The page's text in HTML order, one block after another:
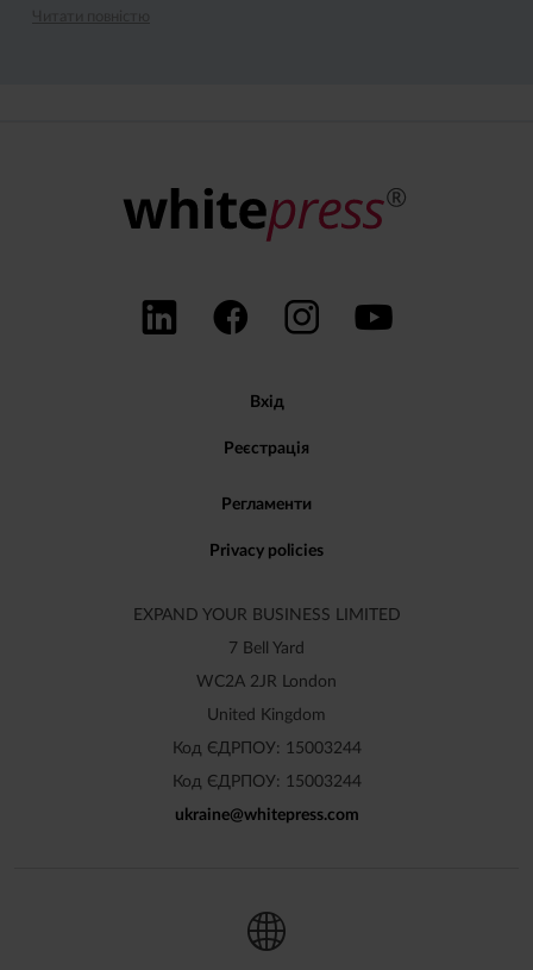
Вхід
Реєстрація
EXPAND YOUR BUSINESS LIMITED
7 Bell Yard
WC2A 2JR London
United Kingdom
Код ЄДРПОУ: 15003244
Код ЄДРПОУ: 15003244
ukraine@whitepress.com
Регламенти
Privacy policies